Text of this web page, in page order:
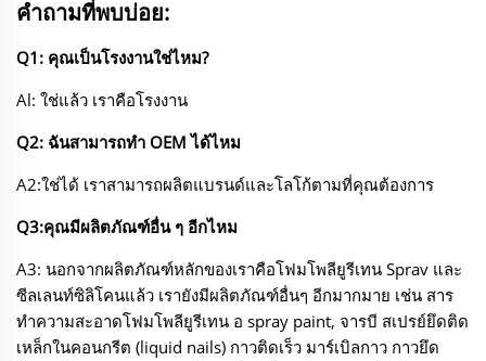
คำถามที่พบบ่อย:
Q1: คุณเป็นโรงงานใช่ไหม?
Al: ใช่แล้ว เราคือโรงงาน
Q2: ฉันสามารถทำ OEM ได้ไหม
A2:ใช่ได้ เราสามารถผลิตแบรนด์และโลโก้ตามที่คุณต้องการ
Q3:คุณมีผลิตภัณฑ์อื่น ๆ อีกไหม
A3: นอกจากผลิตภัณฑ์หลักของเราคือโฟมโพลียูรีเทน Sprav และ
ซีลเลนท์ซิลิโคนแล้ว เรายังมีผลิตภัณฑ์อื่นๆ อีกมากมาย เช่น สาร
ทำความสะอาดโฟมโพลียูรีเทน อ spray paint, จารบี สเปรย์ยึดติด
เหล็กในคอนกรีต (liquid nails) กาวติดเร็ว มาร์เบิลกาว กาวยึด